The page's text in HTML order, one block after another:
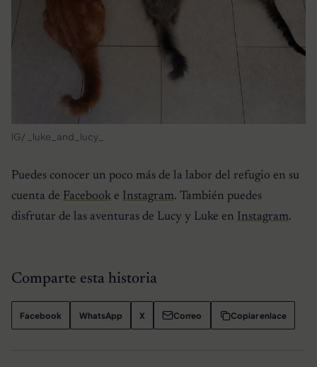
IG/ _luke_and_lucy_
Puedes conocer un poco más de la labor del refugio en su
cuenta de Facebook e Instagram. También puedes
disfrutar de las aventuras de Lucy y Luke en Instagram.
Comparte esta historia
Facebook WhatsApp X Correo Copiar enlace